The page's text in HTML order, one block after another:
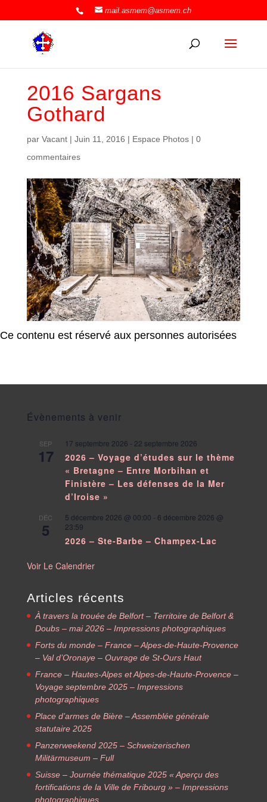
mail.asmem@asmem.ch
2016 Sargans
Gothard
par Vacant| Juin 11, 2016 | Espace Photos| 0
commentaires
Ce contenu est réservé aux personnes autorisées
Évènements à venir
SEP
17
17 septembre 2026 - 22 septembre 2026
2026 – Voyage d’études sur le thème
« Bretagne – Entre Morbihan et
Finistère – Les défenses de la Mer
d’Iroise »
DÉC
5
5 décembre 2026 @ 00:00 - 6 décembre 2026 @
23:59
2026 – Ste-Barbe – Champex-Lac
Voir Le Calendrier
Articles récents
À travers la trouée de Belfort – Territoire de Belfort &
Doubs – mai 2026 – Impressions photographiques
Forts du monde – France – Alpes-de-Haute-Provence
– Val d’Oronaye – Ouvrage de St-Ours Haut
France – Hautes-Alpes et Alpes-de-Haute-Provence –
Voyage septembre 2025 – Impressions
photographiques
Place d’armes de Bière – Assemblée générale
statutaire 2025
Panzerweekend 2025 – Schweizerischen
Militärmuseum – Full
Suisse – Journée thématique 2025 « Aperçu des
fortifications de la Ville de Fribourg » – Impressions
photographiques